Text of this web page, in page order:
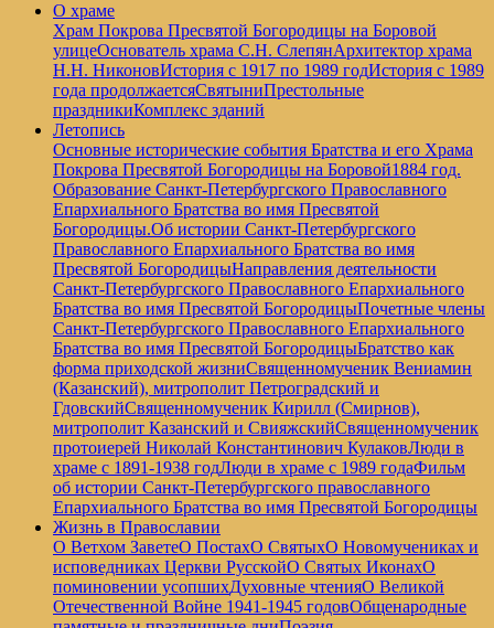
О храме
Храм Покрова Пресвятой Богородицы на Боровой
улицеОснователь храма С.Н. СлепянАрхитектор храма
Н.Н. НиконовИстория с 1917 по 1989 годИстория с 1989
года продолжаетсяСвятыниПрестольные
праздникиКомплекс зданий
Летопись
Основные исторические события Братства и его Храма
Покрова Пресвятой Богородицы на Боровой1884 год.
Образование Санкт-Петербургского Православного
Епархиального Братства во имя Пресвятой
Богородицы.Об истории Санкт-Петербургского
Православного Епархиального Братства во имя
Пресвятой БогородицыНаправления деятельности
Санкт-Петербургского Православного Епархиального
Братства во имя Пресвятой БогородицыПочетные члены
Санкт-Петербургского Православного Епархиального
Братства во имя Пресвятой БогородицыБратство как
форма приходской жизниСвященномученик Вениамин
(Казанский), митрополит Петроградский и
ГдовскийСвященномученик Кирилл (Смирнов),
митрополит Казанский и СвияжскийСвященномученик
протоиерей Николай Константинович КулаковЛюди в
храме с 1891-1938 годЛюди в храме с 1989 годаФильм
об истории Санкт-Петербургского православного
Епархиального Братства во имя Пресвятой Богородицы
Жизнь в Православии
О Ветхом ЗаветеО ПостахО СвятыхО Новомучениках и
исповедниках Церкви РусскойО Святых ИконахО
поминовении усопшихДуховные чтенияО Великой
Отечественной Войне 1941-1945 годовОбщенародные